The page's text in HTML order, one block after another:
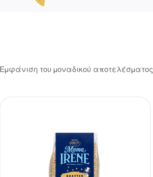
Εμφάνιση του μοναδικού αποτελέσματος